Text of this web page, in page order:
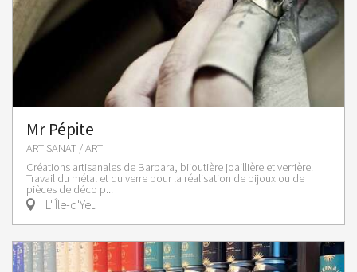
Mr Pépite
ARTISANAT / ART
Créations artisanales de Barbara, bijoutière joaillière et verrière.
Travail du métal et du verre pour la réalisation de bijoux ou de
pièces de déco p...
L' Île-d'Yeu